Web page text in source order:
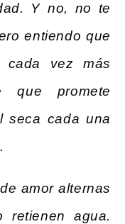
Y no, no te
entiendo que
vez más
que promete
seca cada una
amor alternas
retienen agua.